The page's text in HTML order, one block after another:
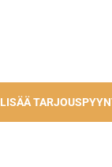
LISÄÄ